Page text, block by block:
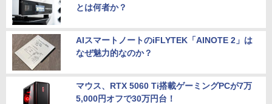
とは何者か？
AIスマートノートのiFLYTEK「AINOTE 2」は
なぜ魅力的なのか？
マウス、RTX 5060 Ti搭載ゲーミングPCが7万
5,000円オフで30万円台！